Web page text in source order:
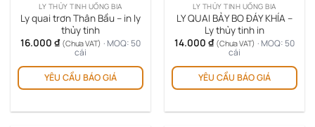
LY THỦY TINH UỐNG BIA
Ly quai trơn Thân Bầu – in ly
thủy tinh
16.000 ₫ (Chưa VAT) · MOQ: 50
cái
YÊU CẦU BÁO GIÁ
LY THỦY TINH UỐNG BIA
LY QUAI BẢY BO ĐÁY KHÍA –
Ly thủy tinh in
14.000 ₫ (Chưa VAT) · MOQ: 50
cái
YÊU CẦU BÁO GIÁ